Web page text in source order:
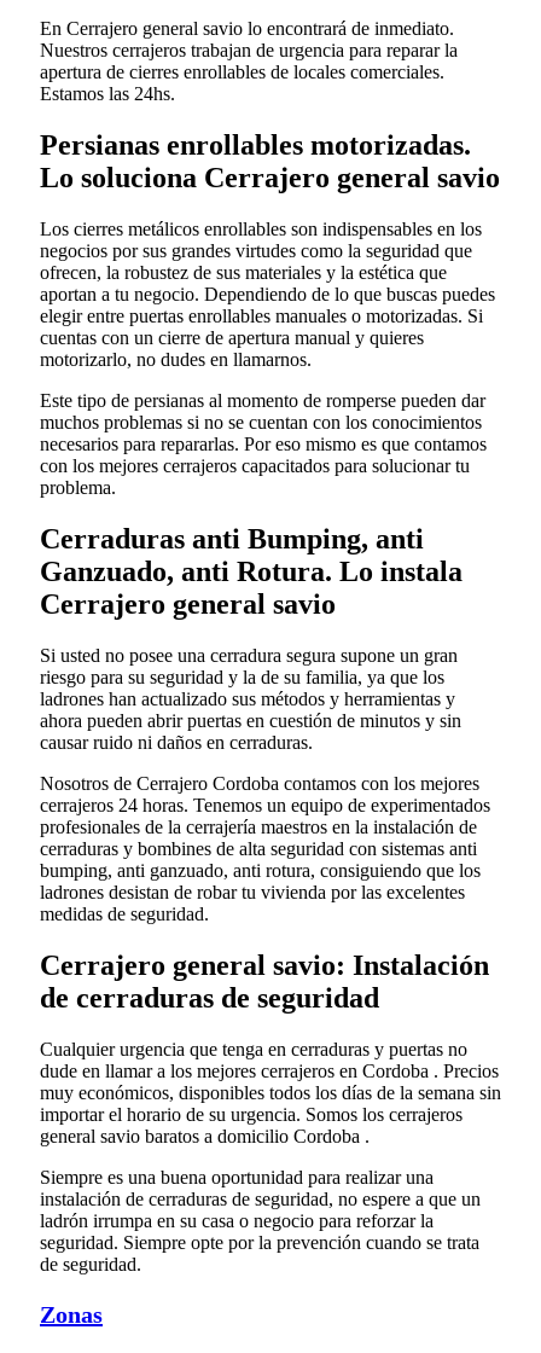
En Cerrajero general savio lo encontrará de inmediato.
Nuestros cerrajeros trabajan de urgencia para reparar la
apertura de cierres enrollables de locales comerciales.
Estamos las 24hs.
Persianas enrollables motorizadas.
Lo soluciona Cerrajero general savio
Los cierres metálicos enrollables son indispensables en los
negocios por sus grandes virtudes como la seguridad que
ofrecen, la robustez de sus materiales y la estética que
aportan a tu negocio. Dependiendo de lo que buscas puedes
elegir entre puertas enrollables manuales o motorizadas. Si
cuentas con un cierre de apertura manual y quieres
motorizarlo, no dudes en llamarnos.
Este tipo de persianas al momento de romperse pueden dar
muchos problemas si no se cuentan con los conocimientos
necesarios para repararlas. Por eso mismo es que contamos
con los mejores cerrajeros capacitados para solucionar tu
problema.
Cerraduras anti Bumping, anti
Ganzuado, anti Rotura. Lo instala
Cerrajero general savio
Si usted no posee una cerradura segura supone un gran
riesgo para su seguridad y la de su familia, ya que los
ladrones han actualizado sus métodos y herramientas y
ahora pueden abrir puertas en cuestión de minutos y sin
causar ruido ni daños en cerraduras.
Nosotros de Cerrajero Cordoba contamos con los mejores
cerrajeros 24 horas. Tenemos un equipo de experimentados
profesionales de la cerrajería maestros en la instalación de
cerraduras y bombines de alta seguridad con sistemas anti
bumping, anti ganzuado, anti rotura, consiguiendo que los
ladrones desistan de robar tu vivienda por las excelentes
medidas de seguridad.
Cerrajero general savio: Instalación
de cerraduras de seguridad
Cualquier urgencia que tenga en cerraduras y puertas no
dude en llamar a los mejores cerrajeros en Cordoba . Precios
muy económicos, disponibles todos los días de la semana sin
importar el horario de su urgencia. Somos los cerrajeros
general savio baratos a domicilio Cordoba .
Siempre es una buena oportunidad para realizar una
instalación de cerraduras de seguridad, no espere a que un
ladrón irrumpa en su casa o negocio para reforzar la
seguridad. Siempre opte por la prevención cuando se trata
de seguridad.
Zonas